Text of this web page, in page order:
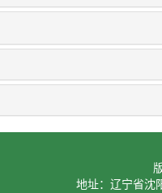
地址：辽宁省沈